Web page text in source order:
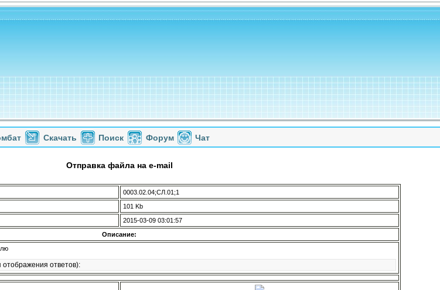
Скачать Поиск Форум Чат
Отправка файла на e-mail
0003.02.04;СЛ.01;1
101 Kb
2015-03-09 03:01:57
Описание:
отображения ответов):